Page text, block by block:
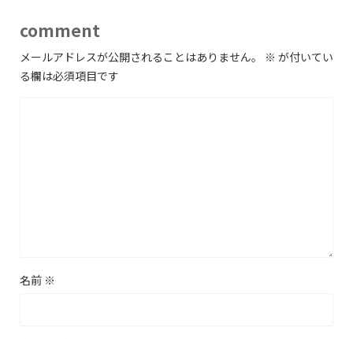
comment
メールアドレスが公開されることはありません。 ※ が付いてい
る欄は必須項目です
名前 ※